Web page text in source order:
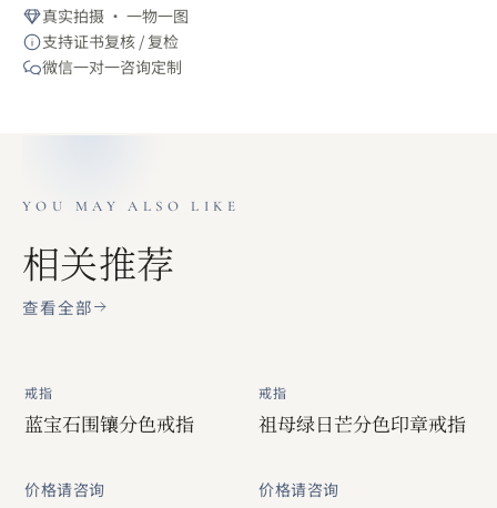
真实拍摄 · 一物一图
支持证书复核 / 复检
微信一对一咨询定制
YOU MAY ALSO LIKE
相关推荐
查看全部
戒指
蓝宝石围镶分色戒指
价格请咨询
戒指
祖母绿日芒分色印章戒指
价格请咨询